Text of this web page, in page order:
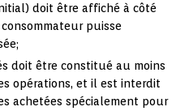
doit être affiché à côté
puisse
doit être constitué au moins
opérations, et il est interdit
achetées spécialement pour